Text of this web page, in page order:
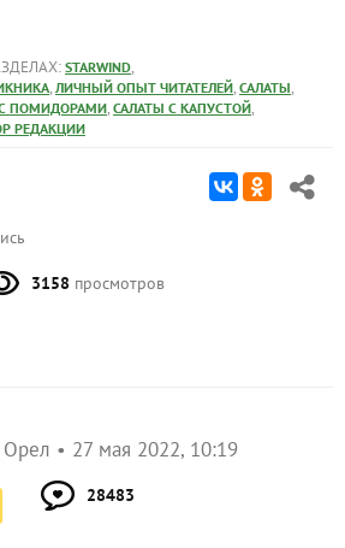
STARWIND,
, ЛИЧНЫЙ ОПЫТ ЧИТАТЕЛЕЙ, САЛАТЫ,
ПОМИДОРАМИ, САЛАТЫ С КАПУСТОЙ,
РЕДАКЦИИ
3158 просмотров
Орел 27 мая 2022, 10:19
28483